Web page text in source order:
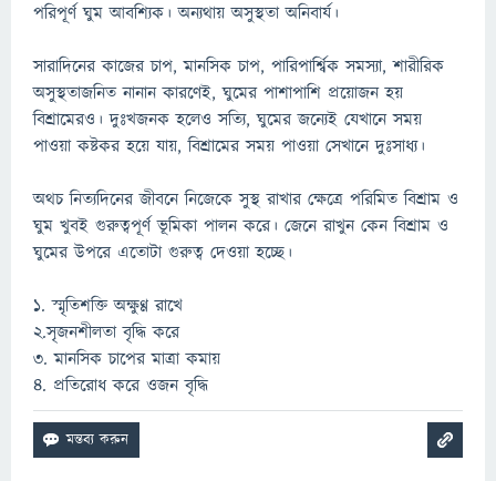
পরিপূর্ণ ঘুম আবশ্যিক। অন্যথায় অসুস্থতা অনিবার্য।
সারাদিনের কাজের চাপ, মানসিক চাপ, পারিপার্শ্বিক সমস্যা, শারীরিক
অসুস্থতাজনিত নানান কারণেই, ঘুমের পাশাপাশি প্রয়োজন হয়
বিশ্রামেরও। দুঃখজনক হলেও সত্যি, ঘুমের জন্যেই যেখানে সময়
পাওয়া কষ্টকর হয়ে যায়, বিশ্রামের সময় পাওয়া সেখানে দুঃসাধ্য।
অথচ নিত্যদিনের জীবনে নিজেকে সুস্থ রাখার ক্ষেত্রে পরিমিত বিশ্রাম ও
ঘুম খুবই গুরুত্বপূর্ণ ভূমিকা পালন করে। জেনে রাখুন কেন বিশ্রাম ও
ঘুমের উপরে এতোটা গুরুত্ব দেওয়া হচ্ছে।
১. স্মৃতিশক্তি অক্ষুণ্ণ রাখে
২.সৃজনশীলতা বৃদ্ধি করে
৩. মানসিক চাপের মাত্রা কমায়
৪. প্রতিরোধ করে ওজন বৃদ্ধি